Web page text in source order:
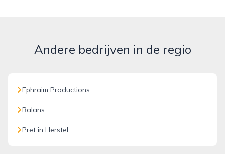
Andere bedrijven in de regio
Ephraim Productions
Balans
Pret in Herstel